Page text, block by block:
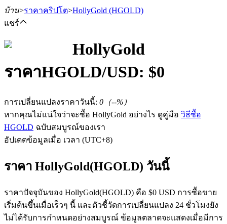
ฟิวเจอร์ส
ฟิวเจอร์สที่ใช้ USDT เป็นหลักประกัน
บ้าน>ราคาคริปโต>HollyGold (HGOLD)
แชร์
HollyGold
ราคาHGOLD/USD: $0
การเปลี่ยนแปลงราคาวันนี้: 0 （--%）
หากคุณไม่แน่ใจว่าจะซื้อ HollyGold อย่างไร ดูคู่มือ วิธีซื้อ
HGOLD ฉบับสมบูรณ์ของเรา
อัปเดตข้อมูลเมื่อ เวลา (UTC+8)
ราคา HollyGold(HGOLD) วันนี้
ราคาปัจจุบันของ HollyGold(HGOLD) คือ $0 USD การซื้อขาย
เริ่มต้นขึ้นเมื่อเร็วๆ นี้ และตัวชี้วัดการเปลี่ยนแปลง 24 ชั่วโมงยัง
ไม่ได้รับการกำหนดอย่างสมบูรณ์ ข้อมูลตลาดจะแสดงเมื่อมีการ